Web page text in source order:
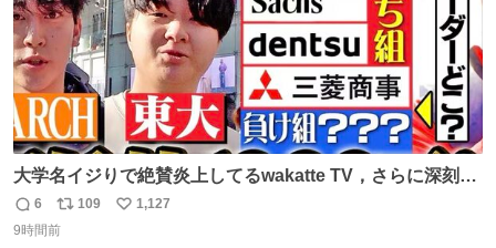
大学名イジりで絶賛炎上してるwakatte TV，さらに深刻な
問題はこっちでは？ ・都内の特定企業に入るのを極度に推
奨し，それ以外の地域で堅実に生きるのを周縁化する ・恋
返
信
6
リ
ポ
109
い
1,127
9時間前